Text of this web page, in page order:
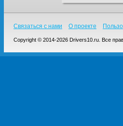
Связаться с нами О проекте
Copyright © 2014-2026 Drivers10.ru. Все